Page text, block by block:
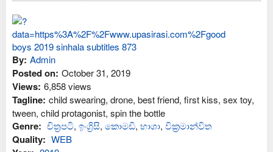
By: Admin
Posted on: October 31, 2019
Views: 6,858 views
Tagline: child swearing, drone, best friend, first kiss, sex toy,
tween, child protagonist, spin the bottle
Genre: චිත්‍රපටි, ඉංග්‍රිසි, කොමඩි, භාශා, වික්‍රමාන්විත
Quality: WEB